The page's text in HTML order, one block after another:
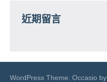
近期留言
WordPress Theme: Occasio by